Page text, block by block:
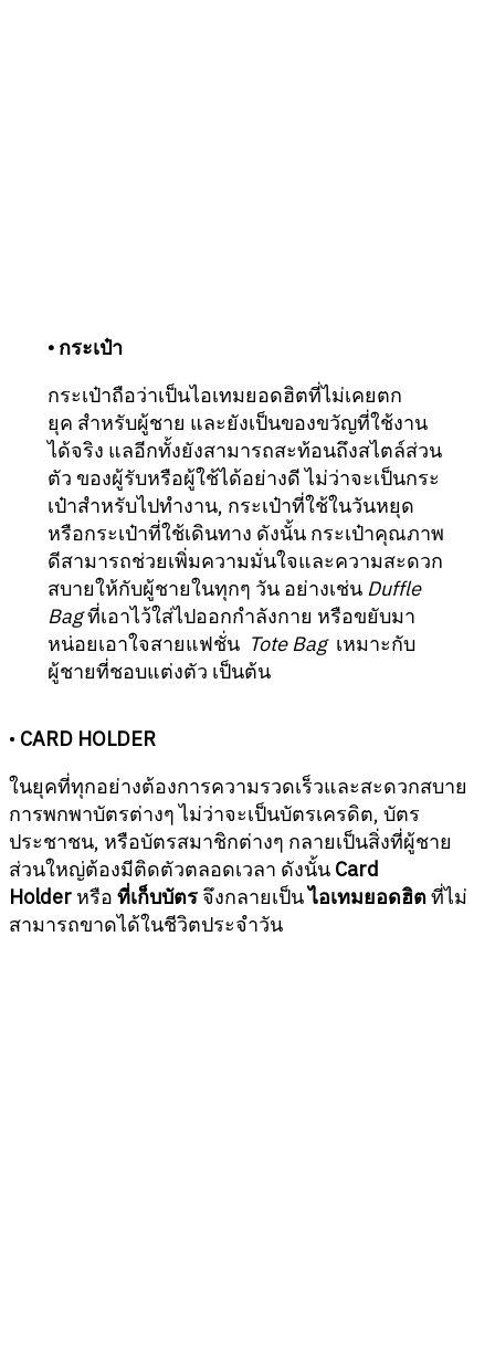
• กระเป๋า
กระเป๋าถือว่าเป็นไอเทมยอดฮิตที่ไม่เคยตก
ยุค สำหรับผู้ชาย และยังเป็นของขวัญที่ใช้งาน
ได้จริง แลอีกทั้งยังสามารถสะท้อนถึงสไตล์ส่วน
ตัว ของผู้รับหรือผู้ใช้ได้อย่างดี ไม่ว่าจะเป็นกระ
เป๋าสำหรับไปทำงาน, กระเป๋าที่ใช้ในวันหยุด
หรือกระเป๋าที่ใช้เดินทาง ดังนั้น กระเป๋าคุณภาพ
ดีสามารถช่วยเพิ่มความมั่นใจและความสะดวก
สบายให้กับผู้ชายในทุกๆ วัน อย่างเช่น Duffle
Bagที่เอาไว้ใส่ไปออกกำลังกาย หรือขยับมา
หน่อยเอาใจสายแฟชั่น Tote Bagเหมาะกับ
ผู้ชายที่ชอบแต่งตัว เป็นต้น
• CARD HOLDER
ในยุคที่ทุกอย่างต้องการความรวดเร็วและสะดวกสบาย
การพกพาบัตรต่างๆ ไม่ว่าจะเป็นบัตรเครดิต, บัตร
ประชาชน, หรือบัตรสมาชิกต่างๆ กลายเป็นสิ่งที่ผู้ชาย
ส่วนใหญ่ต้องมีติดตัวตลอดเวลา ดังนั้น Card
Holder หรือ ที่เก็บบัตร จึงกลายเป็นไอเทมยอดฮิตที่ไม่
สามารถขาดได้ในชีวิตประจำวัน